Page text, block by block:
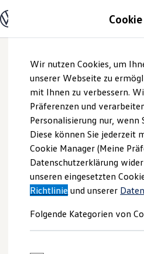
Hauptinhalt
springen
Footer
springen
Modelle und Konfigurator
Modelle vergleichen
Elektroautos
ENERGY Sondermodelle
Nutzfahrzeuge
SUV und CUV
Familienautos
Kombis
Kompaktwagen
Sportwagen
Schnell verfügbare Fahrzeuge
Angebote und Produkte
Aktuelle Angebote
E-Auto-Förderung
Volkswagen Marktplatz
Junge
Wir nutzen Cookies, um
unserer Webseite zu
mit Ihnen zu verbessern.
Präferenzen und
Personalisierung nur, wenn
Diese können Sie
Cookie Manager (Meine
Datenschutzerklärung
unseren eingesetzten
Richtlinie und unserer
Folgende Kategorien von